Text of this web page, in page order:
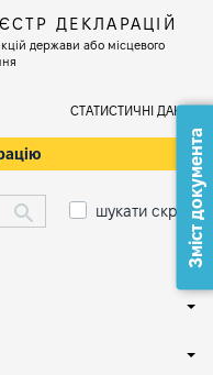
ДЕКЛАРАЦІЙ
держави або місцевого
СТАТИСТИЧНІ ДАНІ
шукати скрізьЗміст документа